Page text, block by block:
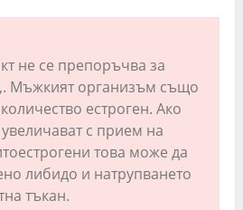
не се препоръчва за
Мъжкият организъм също
естроген. Ако
с прием на
това може да
либидо и натрупването
тъкан.